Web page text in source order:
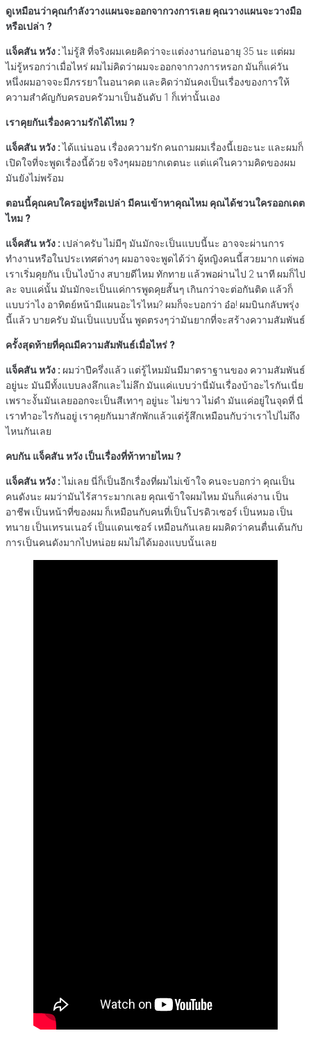
ดูเหมือนว่าคุณกำลังวางแผนจะออกจากวงการเลย คุณวางแผนจะวางมือ
หรือเปล่า ?
แจ็คสันหวัง :ไม่รู้สิ ที่จริงผมเคยคิดว่าจะแต่งงานก่อนอายุ 35 นะ แต่ผม
ไม่รู้หรอกว่าเมื่อไหร่ ผมไม่คิดว่าผมจะออกจากวงการหรอก มันก็แค่วัน
หนึ่งผมอาจจะมีภรรยาในอนาคต และคิดว่ามันคงเป็นเรื่องของการให้
ความสำคัญกับครอบครัวมาเป็นอันดับ 1 ก็เท่านั้นเอง
เราคุยกันเรื่องความรักได้ไหม ?
แจ็คสันหวัง :ได้แน่นอน เรื่องความรัก คนถามผมเรื่องนี้เยอะนะ และผมก็
เปิดใจที่จะพูดเรื่องนี้ด้วย จริงๆผมอยากเดตนะ แต่แค่ในความคิดของผม
มันยังไม่พร้อม
ตอนนี้คุณคบใครอยู่หรือเปล่า มีคนเข้าหาคุณไหม คุณได้ชวนใครออกเดต
ไหม ?
แจ็คสันหวัง : เปล่าครับ ไม่มีๆ มันมักจะเป็นแบบนี้นะ อาจจะผ่านการ
ทำงานหรือในประเทศต่างๆ ผมอาจจะพูดได้ว่า ผู้หญิงคนนี้สวยมาก แต่พอ
เราเริ่มคุยกัน เป็นไงบ้าง สบายดีไหม ทักทาย แล้วพอผ่านไป 2 นาที ผมก็ไป
ละ จบแค่นั้น มันมักจะเป็นแค่การพูดคุยสั้นๆ เกินกว่าจะต่อกันติด แล้วก็
แบบว่าไง อาทิตย์หน้ามีแผนอะไรไหม? ผมก็จะบอกว่า อ๋อ! ผมบินกลับพรุ่ง
นี้แล้ว บายครับ มันเป็นแบบนั้น พูดตรงๆว่ามันยากที่จะสร้างความสัมพันธ์
ครั้งสุดท้ายที่คุณมีความสัมพันธ์เมื่อไหร่ ?
แจ็คสันหวัง : ผมว่าปีครึ่งแล้ว แต่รู้ไหมมันมีมาตราฐานของ ความสัมพันธ์
อยู่นะ มันมีทั้งแบบลงลึกและไม่ลึก มันแค่แบบว่านี่มันเรื่องบ้าอะไรกันเนี่ย
เพราะงั้นมันเลยออกจะเป็นสีเทาๆ อยู่นะ ไม่ขาว ไม่ดำ มันแค่อยู่ในจุดที่ นี่
เราทำอะไรกันอยู่ เราคุยกันมาสักพักแล้วแต่รู้สึกเหมือนกับว่าเราไปไม่ถึง
ไหนกันเลย
คบกัน แจ็คสันหวัง เป็นเรื่องที่ท้าทายไหม ?
แจ็คสัน หวัง :ไม่เลย นี่ก็เป็นอีกเรื่องที่ผมไม่เข้าใจ คนจะบอกว่า คุณเป็น
คนดังนะ ผมว่ามันไร้สาระมากเลย คุณเข้าใจผมไหม มันก็แค่งาน เป็น
อาชีพ เป็นหน้าที่ของผม ก็เหมือนกับคนที่เป็นโปรดิวเซอร์ เป็นหมอ เป็น
ทนาย เป็นเทรนเนอร์ เป็นแดนเซอร์ เหมือนกันเลย ผมคิดว่าคนตื่นเต้นกับ
การเป็นคนดังมากไปหน่อย ผมไม่ได้มองแบบนั้นเลย